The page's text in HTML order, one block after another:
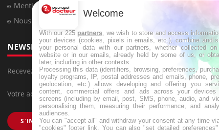
Mentions Légales
Nous contacter
NEWSLETTER
Recevez toutes les semaines les meilleures infos santé
S'INSCRIRE
Welcome
With our 225 partners , we wish to store and access
your devices (cookies, pixels in emails, etc.), combine and
your personal data with our partners, whether collected
website or in our emails, already held by some of us, or
later, including in other contexts.
Processing this data (identifiers, browsing, preferences,
loyalty programs, IP, postal addresses and emails, phone,
geolocation, etc.) allows developing and offering you
content, commercial offers and ads across your devices
screens (including by email, post, SMS, phone, audio, and
personalising them, measuring their performance, and
audiences.
You can "accept all" and withdraw your consent at any time
"cookies" footer link . You can also "set detailed